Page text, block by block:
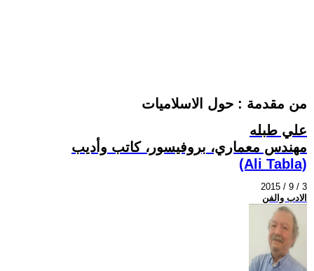
من مقدمة : حول الاسلاميات
علي طبله
مهندس معماري، بروفيسور، كاتب وأديب
(Ali Tabla)
2015 / 9 / 3
الادب والفن